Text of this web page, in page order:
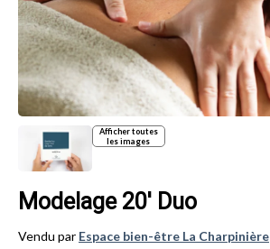
Afficher toutes
les images
Modelage 20' Duo
Vendu par Espace bien-être La Charpinière